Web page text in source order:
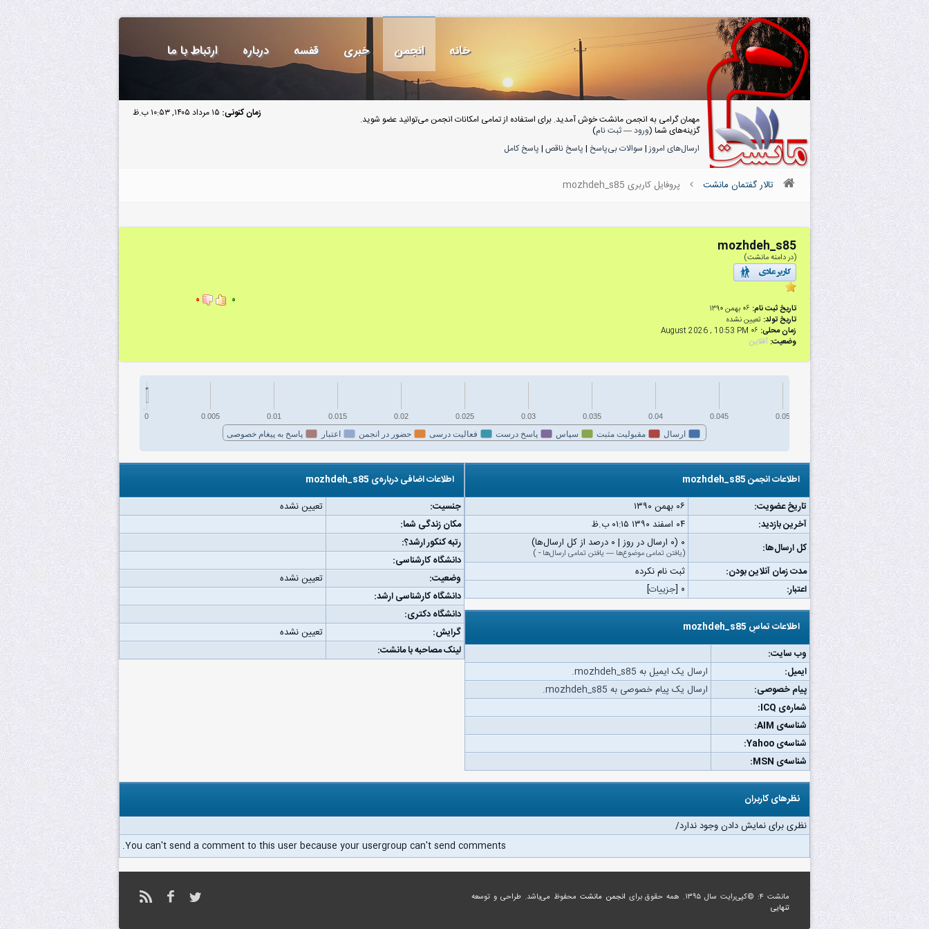
خانه انجمن خبری قفسه درباره ارتباط با ما
زمان کنونی: ۱۵ مرداد ۱۴۰۵, ۱۰:۵۳ ب.ظ
مهمان گرامی به انجمن مانشت خوش آمدید. برای استفاده از تمامی امکانات انجمن می‌توانید عضو شوید.
گزینه‌های شما (ورود—ثبت نام)
ارسال‌های امروز| سوالات بی‌پاسخ | پاسخ ناقص | پاسخ کامل
تالار گفتمان مانشت پروفایل کاربری mozhdeh_s85
mozhdeh_s85
(در دامنه مانشت)
تاریخ ثبت نام: ۰۶ بهمن ۱۳۹۰
تاریخ تولد: تعیین نشده
زمان محلی: ۰۶ August 2026 , 10:53 PM
وضعیت: آفلاین
۰ ۰
ارسال مقبولیت مثبت سپاس پاسخ درست فعالیت درسی حضور در انجمن اعتبار پاسخ به پیغام خصوصی
0 0.005 0.01 0.015 0.02 0.025 0.03 0.035 0.04 0.045 0.05
اطلاعات انجمن mozhdeh_s85
تاریخ عضویت:
۰۶ بهمن ۱۳۹۰
آخرین بازدید:
۰۴ اسفند ۱۳۹۰ ۰۱:۱۵ ب.ظ
کل ارسال‌ها:
۰ (۰ ارسال در روز | ۰ درصد از کل ارسال‌ها)
(یافتن تمامی موضوع‌ها — یافتن تمامی ارسال‌ها -
)
مدت زمان آنلاین بودن:
ثبت نام نکرده
اعتبار:
۰ [جزییات]
اطلاعات تماسِ mozhdeh_s85
وب‌ سایت:
ایمیل:
ارسال یک ایمیل به mozhdeh_s85.
پیام خصوصی:
ارسال یک پیام خصوصی به mozhdeh_s85.
شماره‌ی ICQ:
شناسه‌ی AIM:
شناسه‌ی Yahoo:
شناسه‌ی MSN:
اطلاعات اضافی درباره‌ی mozhdeh_s85
جنسیت:
تعیین نشده
مکان زندگی شما:
رتبه کنکور ارشد؟:
دانشگاه کارشناسی:
وضعیت:
تعیین نشده
دانشگاه کارشناسی ارشد:
دانشگاه دکتری:
گرایش:
تعیین نشده
لینک مصاحبه با مانشت:
نظرهای کاربران
نظری برای نمایش دادن وجود ندارد/
You can't send a comment to this user because your usergroup can't send comments.
مانشت ۴: ©کپی‌رایت سال ۱۳۹۵. همه حقوق برای انجمن مانشت محفوظ می‌باشد. طراحی و توسعه
تنهایی